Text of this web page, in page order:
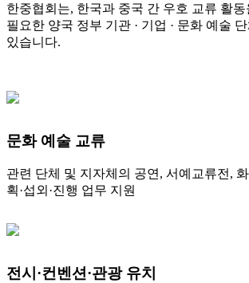
한중협회는, 한국과 중국 간 우호 교류 활동
필요한 양국 정부 기관 · 기업 · 문화 예술
있습니다.
문화 예술 교류
관련 단체 및 지자체의 공연, 서예교류전,
획·섭외·진행 업무 지원
전시·컨벤션·관광 유치